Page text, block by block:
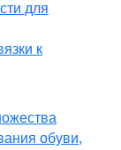
для
к
обуви,